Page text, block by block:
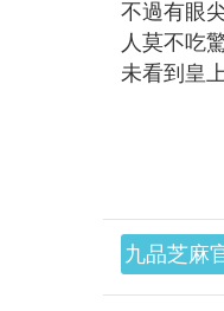
不過有眼
人莫不吃
未看到皇
九品芝麻